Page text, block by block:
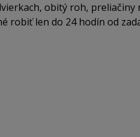
obitý roh, preliačiny
robiť len do 24 hodín od